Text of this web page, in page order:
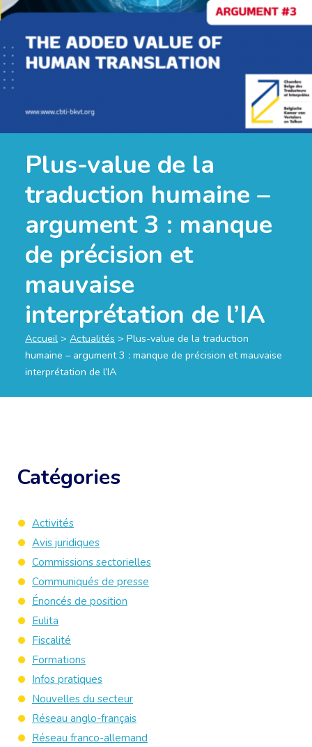
Plus-value de la
traduction humaine –
argument 3 : manque
de précision et
mauvaise
interprétation de l’IA
Accueil > Actualités > Plus-value de la traduction
humaine – argument 3 : manque de précision et mauvaise
interprétation de l’IA
Catégories
Activités
Avis juridiques
Commissions sectorielles
Communiqués de presse
Énoncés de position
Eulita
Fiscalité
Formations
Infos pratiques
Nouvelles du secteur
Réseau anglo-français
Réseau franco-allemand